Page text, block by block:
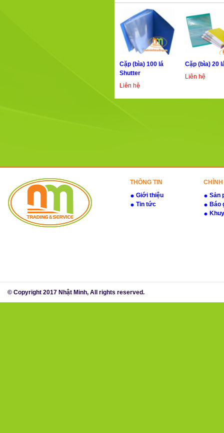
Cặp (bìa) 100 lá
Shutter
Liên hệ
Cặp (bìa) 20
Liên hệ
THÔNG TIN
Giới thiệu
Tin tức
Sản
Báo
© Copyright 2017 Nhật Minh, All rights reserved.